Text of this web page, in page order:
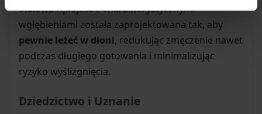
Stalowa rękojeść z charakterystycznymi
wgłębieniami została zaprojektowana tak, aby
pewnie leżeć w dłoni, redukując zmęczenie nawet
podczas długiego gotowania i minimalizując
ryzyko wyślizgnięcia.
Dziedzictwo i Uznanie